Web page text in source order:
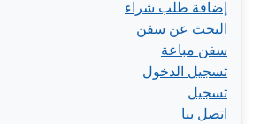
إضافة طلب شراء
البحث عن سفن
سفن مباعة
تسجيل الدخول
تسجيل
اتصل بنا